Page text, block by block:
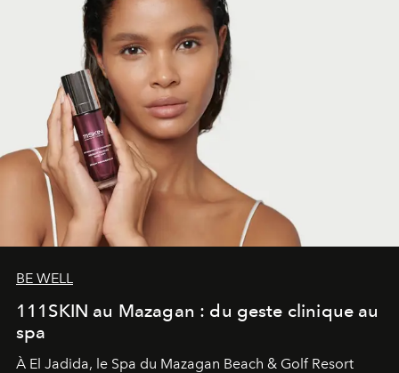
BE WELL
111SKIN au Mazagan : du geste clinique au
spa
À El Jadida, le Spa du Mazagan Beach & Golf Resort